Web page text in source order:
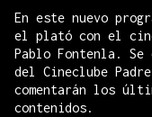
En este nuevo
el plató con el
Pablo Fontenla. Se
del Cineclube
comentarán los
contenidos.